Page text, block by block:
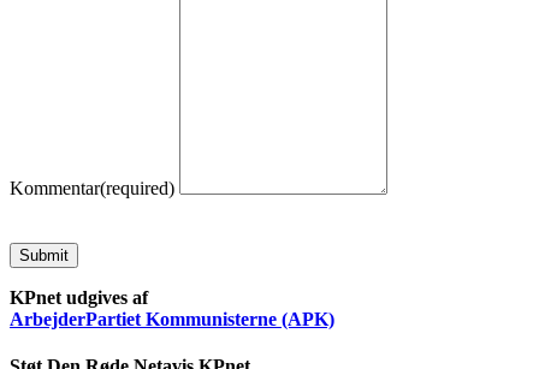
Kommentar(required)
Submit
KPnet udgives af
ArbejderPartiet Kommunisterne (APK)